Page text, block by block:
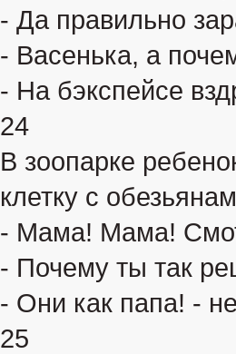
- Да правильно
- Васенька, а
- На бэкспейсе
24
В зоопаpке
клетку с
- Мама! Мама!
- Почему ты так
- Они как папа! -
25